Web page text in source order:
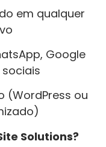
em qualquer
Google
(WordPress ou
Solutions?